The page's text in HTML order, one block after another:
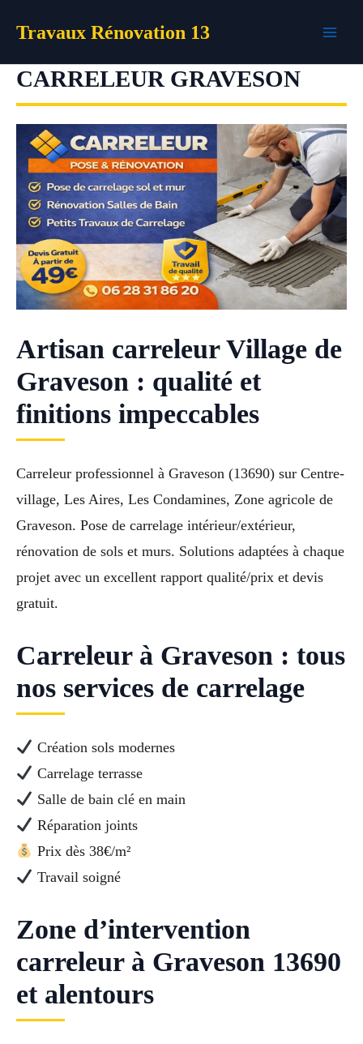
Travaux Rénovation 13
CARRELEUR GRAVESON
Artisan carreleur Village de
Graveson : qualité et
finitions impeccables
Carreleur professionnel à Graveson (13690) sur Centre-
village, Les Aires, Les Condamines, Zone agricole de
Graveson. Pose de carrelage intérieur/extérieur,
rénovation de sols et murs. Solutions adaptées à chaque
projet avec un excellent rapport qualité/prix et devis
gratuit.
Carreleur à Graveson : tous
nos services de carrelage
Création sols modernes
Carrelage terrasse
Salle de bain clé en main
Réparation joints
Prix dès 38€/m²
Travail soigné
Zone d’intervention
carreleur à Graveson 13690
et alentours